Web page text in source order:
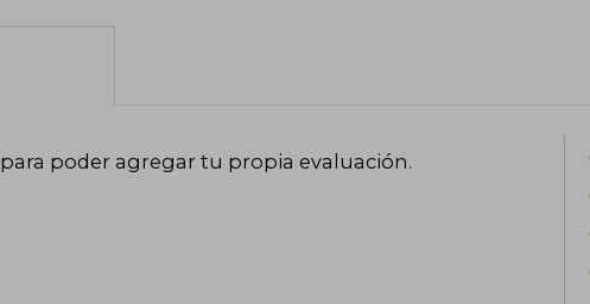
blanca, con la que Mahurin llegó a
tercera parte, y se traducirían a otros
para poder agregar tu propia evaluación.